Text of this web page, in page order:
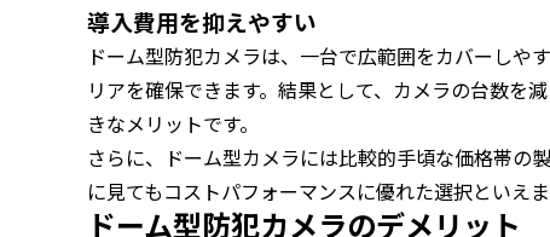
導入費用を抑えやすい
ドーム型防犯カメラは、一台で広範囲をカバーしや
リアを確保できます。結果として、カメラの台数を
きなメリットです。
さらに、ドーム型カメラには比較的手頃な価格帯の
に見てもコストパフォーマンスに優れた選択といえま
ドーム型防犯カメラのデメリット